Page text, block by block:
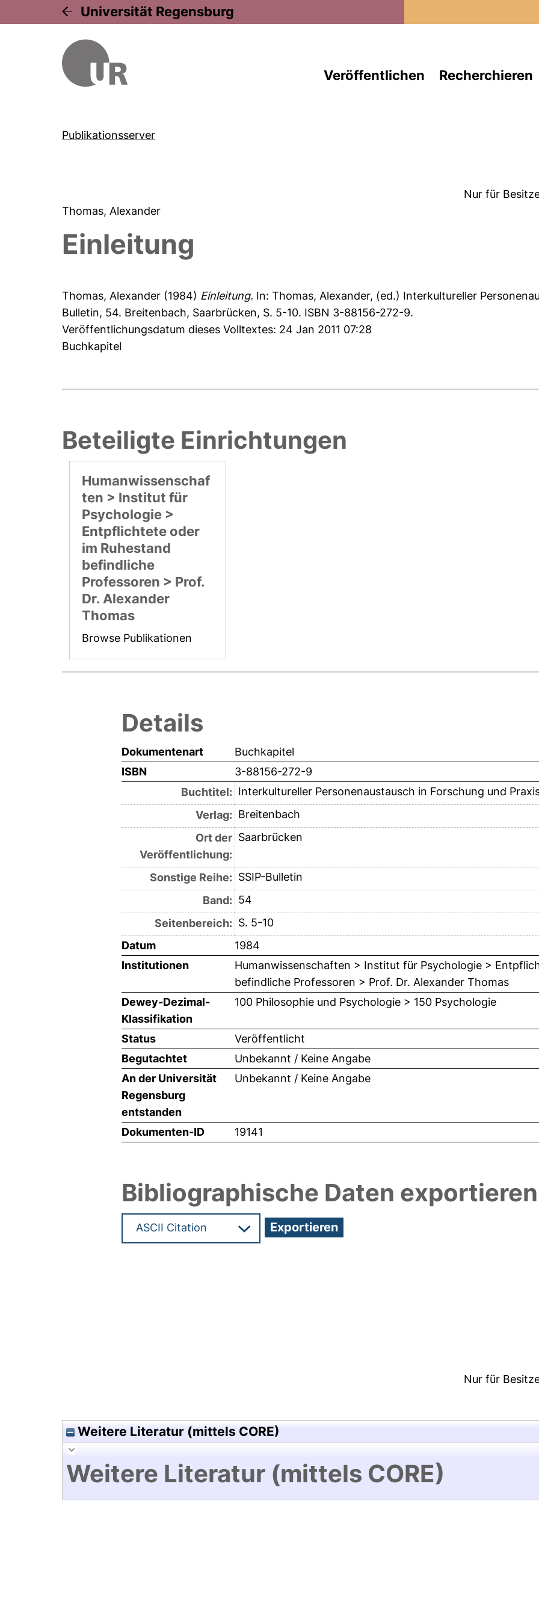
Universität Regensburg
Veröffentlichen Recherchieren
Publikationsserver
Nur für
Thomas, Alexander
Einleitung
Thomas, Alexander (1984) Einleitung. In:Thomas, Alexander, (ed.) Interkultureller
Bulletin, 54. Breitenbach, Saarbrücken, S. 5-10. ISBN 3-88156-272-9.
Veröffentlichungsdatum dieses Volltextes: 24 Jan 2011 07:28
Buchkapitel
Beteiligte Einrichtungen
Humanwissenschaf
ten > Institut für
Psychologie >
Entpflichtete oder
im Ruhestand
befindliche
Professoren > Prof.
Dr. Alexander
Thomas
Browse Publikationen
Details
Dokumentenart
Buchkapitel
ISBN
3-88156-272-9
Buchtitel: Interkultureller Personenaustausch in Forschung und
Verlag: Breitenbach
Ort der
Veröffentlichung:
Saarbrücken
Sonstige Reihe: SSIP-Bulletin
Band: 54
Seitenbereich: S. 5-10
Datum
1984
Institutionen
Humanwissenschaften > Institut für Psychologie >
befindliche Professoren > Prof. Dr. Alexander Thomas
Dewey-Dezimal-
Klassifikation
100 Philosophie und Psychologie > 150 Psychologie
Status
Veröffentlicht
Begutachtet
Unbekannt / Keine Angabe
An der Universität
Regensburg
entstanden
Unbekannt / Keine Angabe
Dokumenten-ID 19141
Bibliographische Daten exportieren
Nur für
Weitere Literatur (mittels CORE)
Weitere Literatur (mittels CORE)